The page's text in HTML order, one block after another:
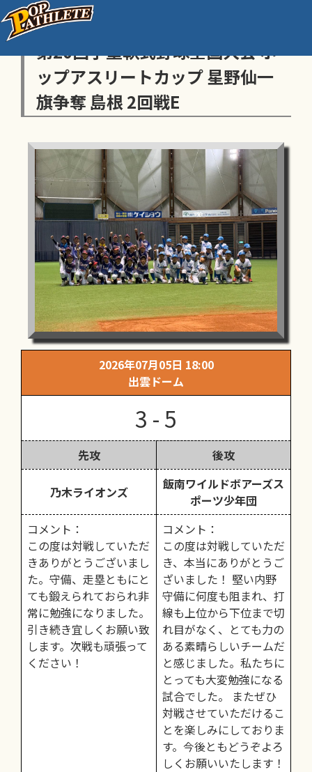
センス・トラストトーナメント
第20回学童軟式野球全国大会 ポ
ップアスリートカップ 星野仙一
旗争奪 島根 2回戦E
2026年07月05日 18:00
出雲ドーム
3 - 5
先攻 後攻
乃木ライオンズ
飯南ワイルドボアーズス
ポーツ少年団
コメント：
この度は対戦していただ
きありがとうございまし
た。守備、走塁ともにと
ても鍛えられておられ非
常に勉強になりました。
引き続き宜しくお願い致
します。次戦も頑張って
ください！
コメント：
この度は対戦していただ
き、本当にありがとうご
ざいました！ 堅い内野
守備に何度も阻まれ、打
線も上位から下位まで切
れ目がなく、とても力の
ある素晴らしいチームだ
と感じました。私たちに
とっても大変勉強になる
試合でした。 またぜひ
対戦させていただけるこ
とを楽しみにしておりま
す。今後ともどうぞよろ
しくお願いいたします！